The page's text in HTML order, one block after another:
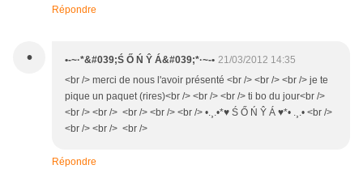
Répondre
• •-~·*&#039;Ś Ő Ń Ŷ Á&#039;*·~-• 21/03/2012 14:35
<br /> merci de nous l'avoir présenté <br /> <br /> <br /> je te
pique un paquet (rires)<br /> <br /> <br /> ti bo du jour<br />
<br /> <br /> <br /> <br /> <br /> •.¸.•*♥ Ś Ő Ń Ŷ Á ♥*• .¸.• <br />
<br /> <br /> <br />
Répondre